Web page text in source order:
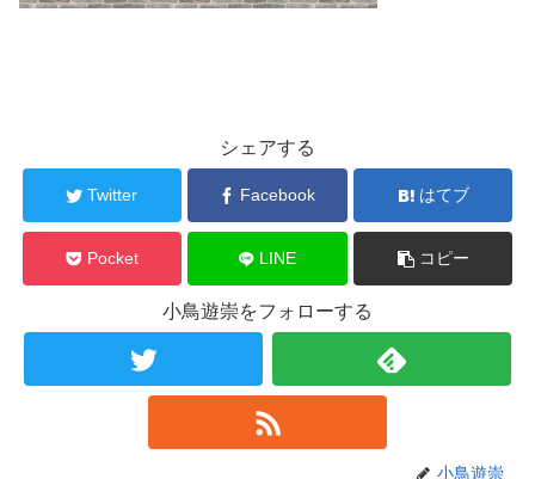
シェアする
Twitter Facebook はてブ
Pocket LINE コピー
小鳥遊崇をフォローする
小鳥遊崇